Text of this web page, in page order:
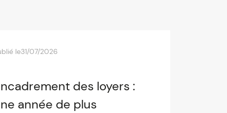
le31/07/2026
des loyers :
année de plus